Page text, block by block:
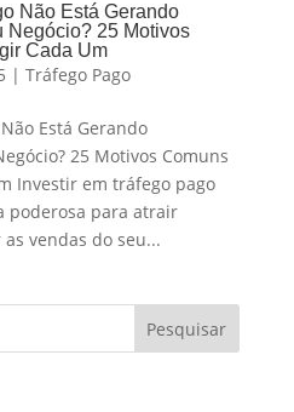
Não Está Gerando
Negócio? 25 Motivos
Cada Um
| Tráfego Pago
Está Gerando
25 Motivos Comuns
Investir em tráfego pago
poderosa para atrair
vendas do seu...